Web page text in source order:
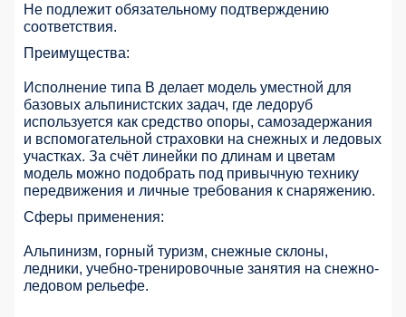
Не подлежит обязательному подтверждению
соответствия.
Преимущества:
Исполнение типа B делает модель уместной для
базовых альпинистских задач, где ледоруб
используется как средство опоры, самозадержания
и вспомогательной страховки на снежных и ледовых
участках. За счёт линейки по длинам и цветам
модель можно подобрать под привычную технику
передвижения и личные требования к снаряжению.
Сферы применения:
Альпинизм, горный туризм, снежные склоны,
ледники, учебно-тренировочные занятия на снежно-
ледовом рельефе.